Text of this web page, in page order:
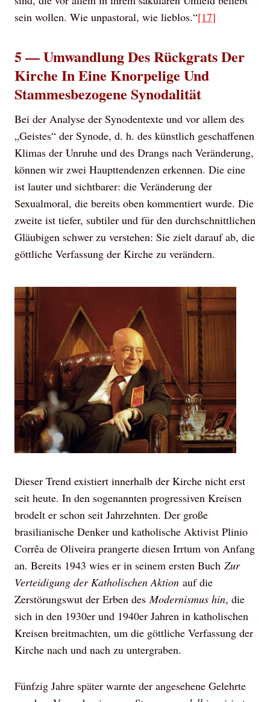
sein wollen. Wie unpastoral, wie lieblos.“[17]
5 — Umwandlung Des Rückgrats Der
Kirche In Eine Knorpelige Und
Stammesbezogene Synodalität
Bei der Analyse der Synodentexte und vor allem des
„Geistes“ der Synode, d. h. des künstlich geschaffenen
Klimas der Unruhe und des Drangs nach Veränderung,
können wir zwei Haupttendenzen erkennen. Die eine
ist lauter und sichtbarer: die Veränderung der
Sexualmoral, die bereits oben kommentiert wurde. Die
zweite ist tiefer, subtiler und für den durchschnittlichen
Gläubigen schwer zu verstehen: Sie zielt darauf ab, die
göttliche Verfassung der Kirche zu verändern.
Dieser Trend existiert innerhalb der Kirche nicht erst
seit heute. In den sogenannten progressiven Kreisen
brodelt er schon seit Jahrzehnten. Der große
brasilianische Denker und katholische Aktivist Plinio
Corrêa de Oliveira prangerte diesen Irrtum von Anfang
an. Bereits 1943 wies er in seinem ersten Buch Zur
Verteidigung der Katholischen Aktion auf die
Zerstörungswut der Erben desModernismus hin, die
sich in den 1930er und 1940er Jahren in katholischen
Kreisen breitmachten, um die göttliche Verfassung der
Kirche nach und nach zu untergraben.
Fünfzig Jahre später warnte der angesehene Gelehrte